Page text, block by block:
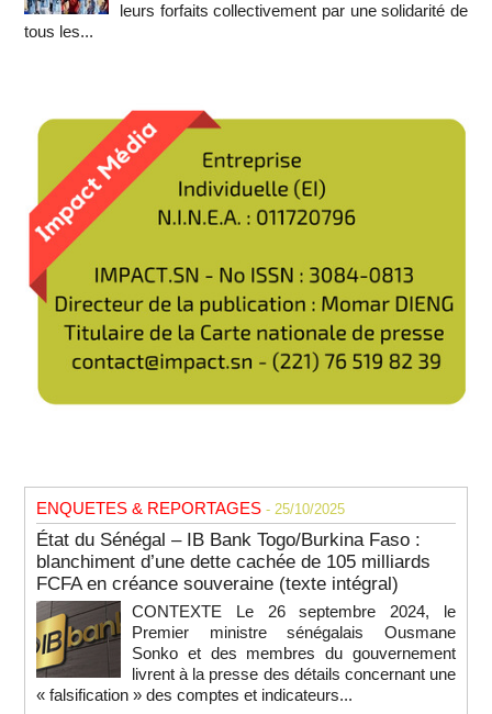
leurs forfaits collectivement par une solidarité de
tous les...
ENQUETES & REPORTAGES - 25/10/2025
État du Sénégal – IB Bank Togo/Burkina Faso :
blanchiment d’une dette cachée de 105 milliards
FCFA en créance souveraine (texte intégral)
CONTEXTE Le 26 septembre 2024, le
Premier ministre sénégalais Ousmane
Sonko et des membres du gouvernement
livrent à la presse des détails concernant une
« falsification » des comptes et indicateurs...